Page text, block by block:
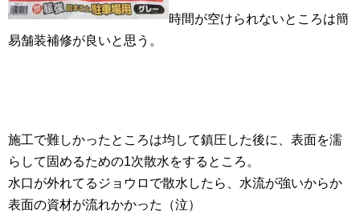
時間が空けられないところは簡
易舗装補修が良いと思う。
施工で難しかったところは均して鎮圧した後に、表面を濡
らして固めるための1次散水をするところ。
水口が外れてるジョウロで散水したら、水流が強いからか
表面の資材が流れかかった（泣）